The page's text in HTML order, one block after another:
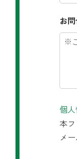
お
個
本
メ